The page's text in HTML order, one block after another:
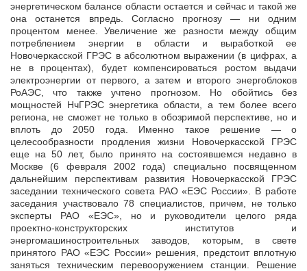
энергетическом балансе области остается и сейчас и такой же
она останется впредь. Согласно прогнозу — ни одним
процентом менее. Увеличение же разности между общим
потреблением энергии в области и выработкой ее
Новочеркасской ГРЭС в абсолютном выражении (в цифрах, а
не в процентах), будет компенсироваться ростом выдачи
электроэнергии от первого, а затем и второго энергоблоков
РоАЭС, что также учтено прогнозом. Но обойтись без
мощностей НчГРЭС энергетика области, а тем более всего
региона, не сможет не только в обозримой перспективе, но и
вплоть до 2050 года. Именно такое решение — о
целесообразности продления жизни Новочеркасской ГРЭС
еще на 50 лет, было принято на состоявшемся недавно в
Москве (6 февраля 2002 года) специально посвященном
дальнейшим перспективам развития Новочеркасской ГРЭС
заседании технического совета РАО «ЕЭС России». В работе
заседания участвовало 78 специалистов, причем, не только
эксперты РАО «ЕЭС», но и руководители целого ряда
проектно-конструкторских институтов и
энергомашиностроительных заводов, которым, в свете
принятого РАО «ЕЭС России» решения, предстоит вплотную
заняться техническим перевооружением станции. Решение